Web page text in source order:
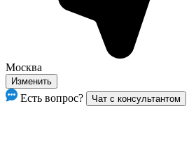
Москва
Изменить
Есть вопрос? Чат с консультантом